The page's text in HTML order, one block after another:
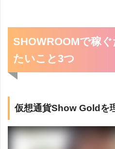
SHOWROOMで稼
たいこと3つ
仮想通貨Show Goldを